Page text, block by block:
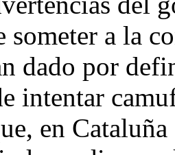
someter a la
dado por
intentar
en